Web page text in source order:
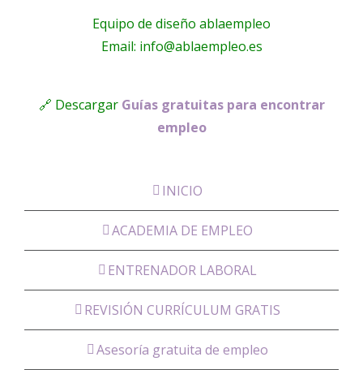
Equipo de diseño ablaempleo
Email: info@ablaempleo.es
🔗 Descargar Guías gratuitas para encontrar
empleo
INICIO
ACADEMIA DE EMPLEO
ENTRENADOR LABORAL
REVISIÓN CURRÍCULUM GRATIS
Asesoría gratuita de empleo